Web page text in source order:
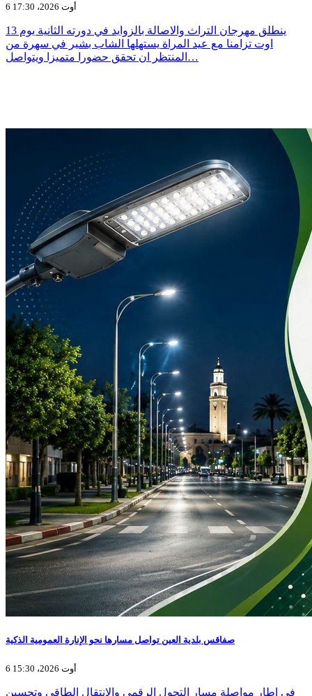
6 أوت 2026، 17:30
ينطلق مهرجان التراث والاصالة بالزوايد في دورته الثانية يوم 13
اوت تزامنا مع عيد المراة يستهلها الشاب بشير في سهرة من
المنتظر ان تحقق حضورا متميزا ويتواصل…
صفاقس بلدية العين تواصل مسارها نحو الإنارة العمومية الذكية
6 أوت 2026، 15:30
في إطار مواصلة مسار التحول الرقمي والانتقال الطاقي وتحسين